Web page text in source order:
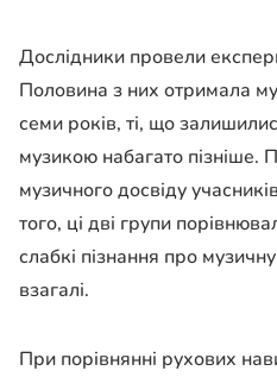
Дослідники провели
Половина з них отримала
семи років, ті, що
музикою набагато пізніше.
музичного досвіду
того, ці дві групи
слабкі пізнання про
взагалі.
При порівнянні рухових